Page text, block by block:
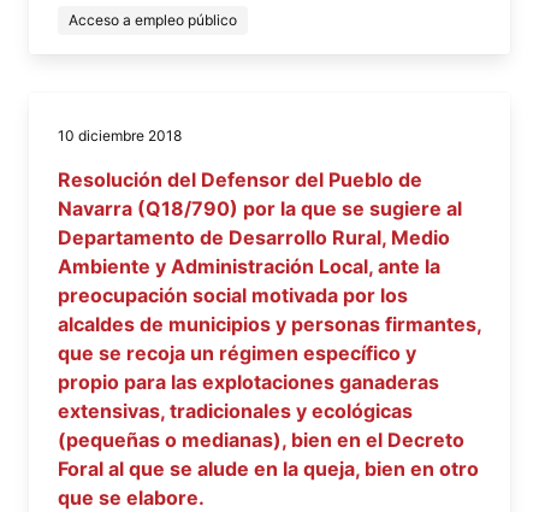
Acceso a empleo público
10 diciembre 2018
Resolución del Defensor del Pueblo de
Navarra (Q18/790) por la que se sugiere al
Departamento de Desarrollo Rural, Medio
Ambiente y Administración Local, ante la
preocupación social motivada por los
alcaldes de municipios y personas firmantes,
que se recoja un régimen específico y
propio para las explotaciones ganaderas
extensivas, tradicionales y ecológicas
(pequeñas o medianas), bien en el Decreto
Foral al que se alude en la queja, bien en otro
que se elabore.